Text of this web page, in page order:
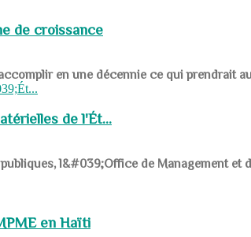
de croissance
en une décennie ce qui prendrait
de l'Ét...
l&#039;Office de Management et
en Haïti